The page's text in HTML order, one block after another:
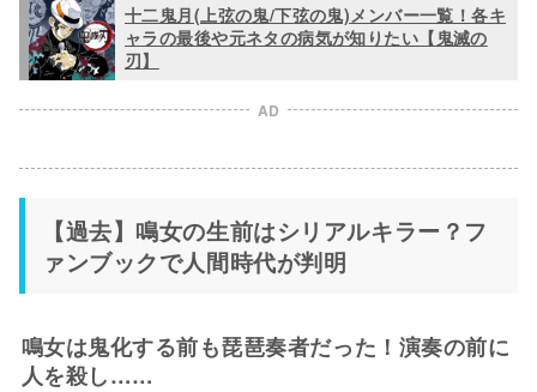
十二鬼月(上弦の鬼/下弦の鬼)メンバー一覧！各キ
ャラの最後や元ネタの病気が知りたい【鬼滅の
刃】
AD
【過去】鳴女の生前はシリアルキラー？フ
ァンブックで人間時代が判明
鳴女は鬼化する前も琵琶奏者だった！演奏の前に
人を殺し……